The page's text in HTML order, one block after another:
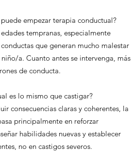
empezar terapia conductual?
tempranas, especialmente
que generan mucho malestar
a. Cuanto antes se intervenga, más
de conducta.
es lo mismo que castigar?
consecuencias claras y coherentes, la
principalmente en reforzar
habilidades nuevas y establecer
no en castigos severos.